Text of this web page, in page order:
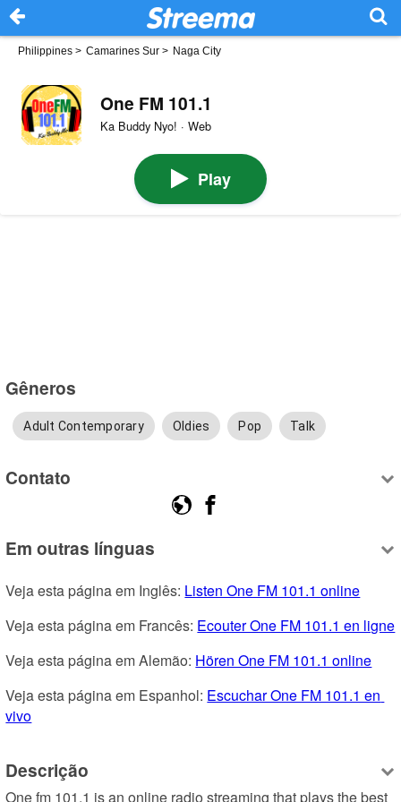
Philippines > Camarines Sur > Naga City
One FM 101.1
Ka Buddy Nyo! · Web
Play
Gêneros
Adult Contemporary Oldies Pop Talk
Contato
Em outras línguas
Veja esta página em Inglês: Listen One FM 101.1 online
Veja esta página em Francês: Ecouter One FM 101.1 en ligne
Veja esta página em Alemão: Hören One FM 101.1 online
Veja esta página em Espanhol: Escuchar One FM 101.1 en
vivo
Descrição
One fm 101.1 is an online radio streaming that plays the best